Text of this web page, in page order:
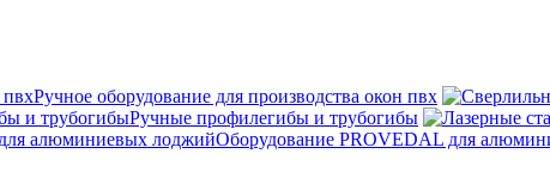
Ручное оборудование для производства окон пвх
Ручные профилегибы и трубогибы
Оборудование PROVEDAL для